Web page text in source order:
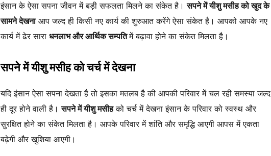
इंसान के ऐसा सपना जीवन में बड़ी सफलता मिलने का संकेत है।सपने में यीशु मसीह को खुद के
सामने देखनाआप जल्द ही किसी नए कार्य की शुरुआत करेंगे ऐसा संकेत है। आपको आपके नए
कार्य में ढेर सारा धनलाभ और आर्थिक सम्पतिमें बढ़ावा होने का संकेत मिलता है।
सपने में यीशु मसीह को चर्च में देखना
यदि इंसान ऐसा सपना देखता है तो इसका मतलब है की आपकी परिवार में चल रही समस्या जल्द
ही दूर होने वाली है।सपने में यीशु मसीहको चर्च में देखना इंसान के परिवार को स्वस्थ और
सुरक्षित होने का संकेत मिलता है। आपके परिवार में शांति और समृद्धि आएगी आपस में एकता
बढ़ेगी और खुशिया आएगी।